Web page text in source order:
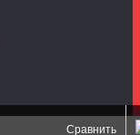
Сравнить